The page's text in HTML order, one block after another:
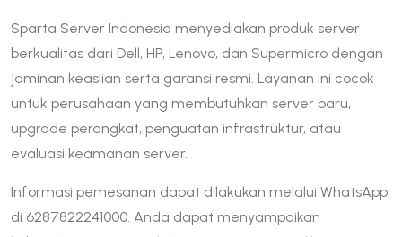
Sparta Server Indonesia menyediakan produk server
berkualitas dari Dell, HP, Lenovo, dan Supermicro dengan
jaminan keaslian serta garansi resmi. Layanan ini cocok
untuk perusahaan yang membutuhkan server baru,
upgrade perangkat, penguatan infrastruktur, atau
evaluasi keamanan server.
Informasi pemesanan dapat dilakukan melalui WhatsApp
di 6287822241000. Anda dapat menyampaikan